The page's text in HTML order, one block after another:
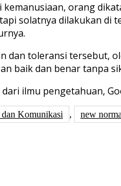
kemanusiaan, orang
solatnya dilakukan di
dan toleransi tersebut,
baik dan benar tanpa
dari ilmu pengetahuan,
Komunikasi , new